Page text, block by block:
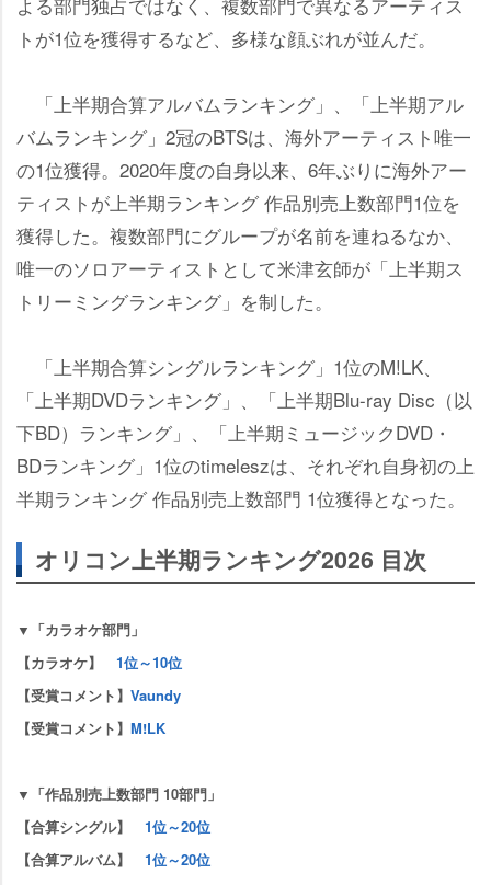
トが1位を獲得するなど、多様な顔ぶれが並んだ。
「上半期合算アルバムランキング」、「上半期アル
バムランキング」2冠のBTSは、海外アーティスト唯一
の1位獲得。2020年度の自身以来、6年ぶりに海外アー
ティストが上半期ランキング 作品別売上数部門1位を
獲得した。複数部門にグループが名前を連ねるなか、
唯一のソロアーティストとして米津玄師が「上半期ス
トリーミングランキング」を制した。
「上半期合算シングルランキング」1位のM!LK、
「上半期DVDランキング」、「上半期Blu-ray Disc（以
下BD）ランキング」、「上半期ミュージックDVD・
BDランキング」1位のtimeleszは、それぞれ自身初の上
半期ランキング 作品別売上数部門 1位獲得となった。
オリコン上半期ランキング2026 目次
▼「カラオケ部門」
【カラオケ】 1位～10位
【受賞コメント】 Vaundy
【受賞コメント】 M!LK
▼「作品別売上数部門 10部門」
【合算シングル】 1位～20位
【合算アルバム】 1位～20位